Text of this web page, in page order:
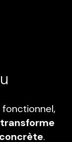
transforme
.